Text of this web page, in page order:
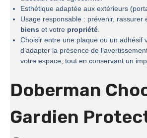
Esthétique adaptée aux extérieurs
Usage responsable : prévenir, rassurer
biens et votre propriété.
Choisir entre une plaque ou un adhésif
d’adapter la présence de
votre espace, tout en conservant un
Doberman
Gardien